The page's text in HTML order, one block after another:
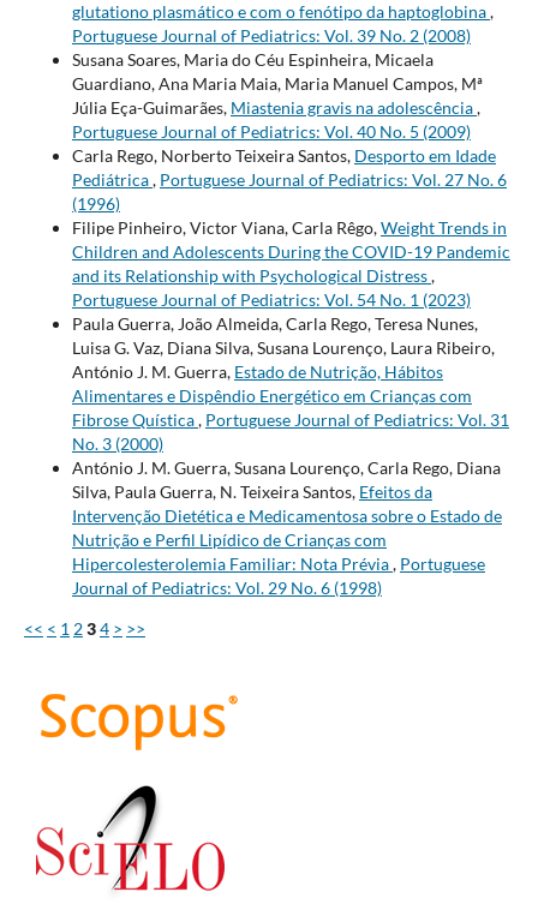
glutationo plasmático e com o fenótipo da haptoglobina,
Portuguese Journal of Pediatrics: Vol. 39 No. 2 (2008)
Susana Soares, Maria do Céu Espinheira, Micaela
Guardiano, Ana Maria Maia, Maria Manuel Campos, Mª
Júlia Eça-Guimarães, Miastenia gravis na adolescência,
Portuguese Journal of Pediatrics: Vol. 40 No. 5 (2009)
Carla Rego, Norberto Teixeira Santos, Desporto em Idade
Pediátrica, Portuguese Journal of Pediatrics: Vol. 27 No. 6
(1996)
Filipe Pinheiro, Victor Viana, Carla Rêgo,Weight Trends in
Children and Adolescents During the COVID-19 Pandemic
and its Relationship with Psychological Distress,
Portuguese Journal of Pediatrics: Vol. 54 No. 1 (2023)
Paula Guerra, João Almeida, Carla Rego, Teresa Nunes,
Luisa G. Vaz, Diana Silva, Susana Lourenço, Laura Ribeiro,
António J. M. Guerra, Estado de Nutrição, Hábitos
Alimentares e Dispêndio Energético em Crianças com
Fibrose Quística, Portuguese Journal of Pediatrics: Vol. 31
No. 3 (2000)
António J. M. Guerra, Susana Lourenço, Carla Rego, Diana
Silva, Paula Guerra, N. Teixeira Santos, Efeitos da
Intervenção Dietética e Medicamentosa sobre o Estado de
Nutrição e Perfil Lipídico de Crianças com
Hipercolesterolemia Familiar: Nota Prévia, Portuguese
Journal of Pediatrics: Vol. 29 No. 6 (1998)
<< < 1 234 > >>